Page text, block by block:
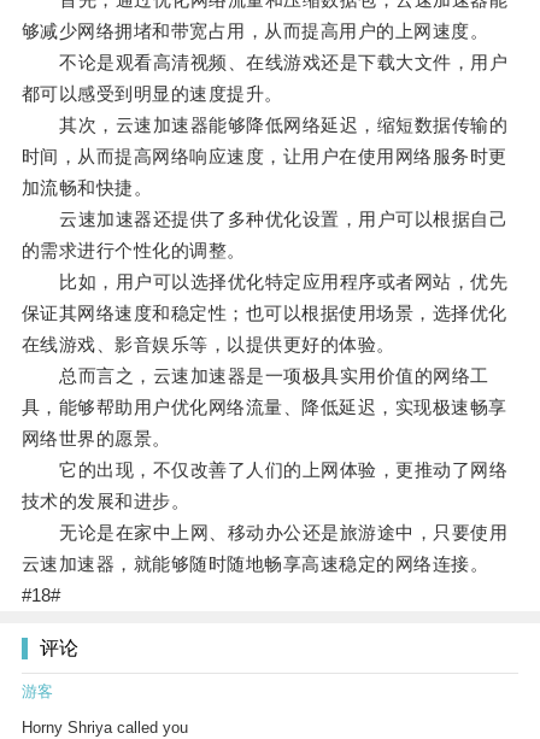
够减少网络拥堵和带宽占用，从而提高用户的上网速度。
不论是观看高清视频、在线游戏还是下载大文件，用户
都可以感受到明显的速度提升。
其次，云速加速器能够降低网络延迟，缩短数据传输的
时间，从而提高网络响应速度，让用户在使用网络服务时更
加流畅和快捷。
云速加速器还提供了多种优化设置，用户可以根据自己
的需求进行个性化的调整。
比如，用户可以选择优化特定应用程序或者网站，优先
保证其网络速度和稳定性；也可以根据使用场景，选择优化
在线游戏、影音娱乐等，以提供更好的体验。
总而言之，云速加速器是一项极具实用价值的网络工
具，能够帮助用户优化网络流量、降低延迟，实现极速畅享
网络世界的愿景。
它的出现，不仅改善了人们的上网体验，更推动了网络
技术的发展和进步。
无论是在家中上网、移动办公还是旅游途中，只要使用
云速加速器，就能够随时随地畅享高速稳定的网络连接。
#18#
评论
游客
Horny Shriya called you